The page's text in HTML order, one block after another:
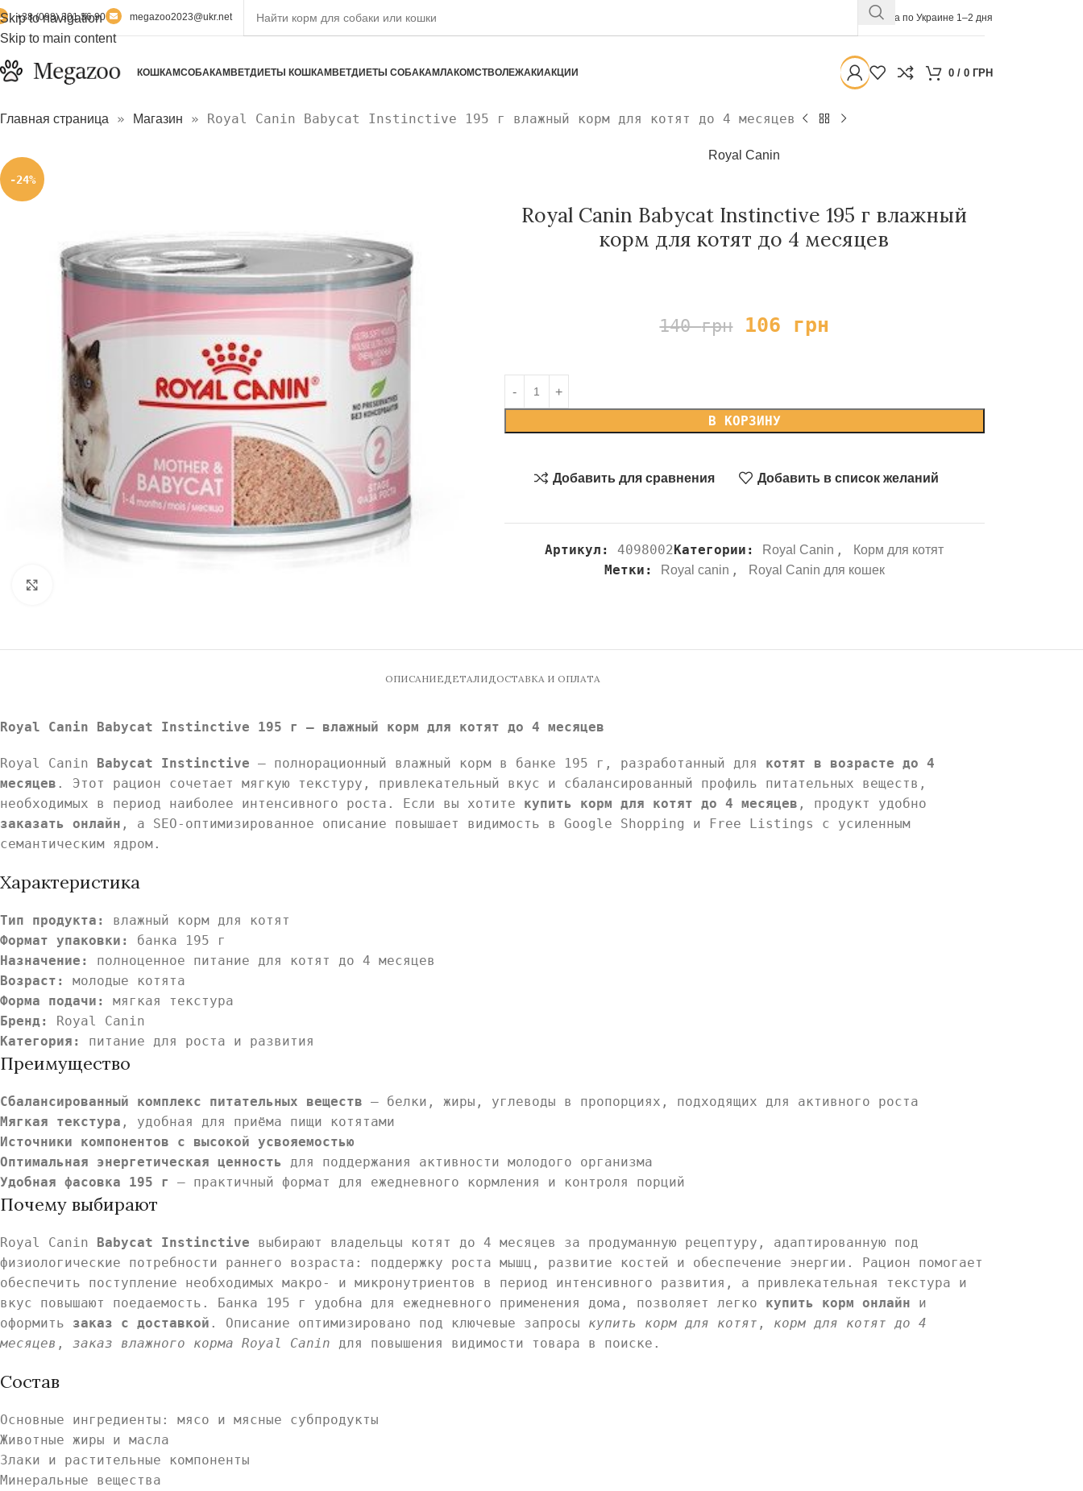
Skip to navigation
Skip to main content
+38 (098) 301 36 90 megazoo2023@ukr.net Доставка по Украине 1–2 дня
КОШКАМСОБАКАМ ВЕТДИЕТЫ КОШКАМ ВЕТДИЕТЫ СОБАКАМЛАКОМСТВОЛЕЖАКИАКЦИИ 0 / 0 ГРН
Главная страница » Магазин » Royal Canin Babycat Instinctive 195 г влажный корм для котят до 4 месяцев
-24%
Royal Canin
Royal Canin Babycat Instinctive 195 г влажный
корм для котят до 4 месяцев
140грн 106 грн
В КОРЗИНУ
Добавить для сравнения Добавить в список желаний
Артикул:4098002Категории: Royal Canin , Корм для котят
Метки: Royal canin , Royal Canin для кошек
ОПИСАНИЕ ДЕТАЛИ ДОСТАВКА И ОПЛАТА
Royal Canin Babycat Instinctive 195 г — влажный корм для котят до 4 месяцев
Royal Canin Babycat Instinctive — полнорационный влажный корм в банке 195 г, разработанный для котят в возрасте до 4
месяцев . Этот рацион сочетает мягкую текстуру, привлекательный вкус и сбалансированный профиль питательных веществ,
необходимых в период наиболее интенсивного роста. Если вы хотите купить корм для котят до 4 месяцев , продукт удобно
заказать онлайн , а SEO-оптимизированное описание повышает видимость в Google Shopping и Free Listings с усиленным
семантическим ядром.
Характеристика
Тип продукта:
влажный корм для котят
Формат упаковки:
банка 195 г
Назначение:
полноценное питание для котят до 4 месяцев
Возраст:
молодые котята
Форма подачи:
мягкая текстура
Бренд:
Royal Canin
Категория:
питание для роста и развития
Преимущество
Сбалансированный комплекс питательных веществ — белки, жиры, углеводы в пропорциях, подходящих для активного роста
Мягкая текстура , удобная для приёма пищи котятами
Источники компонентов с высокой усвояемостью
Оптимальная энергетическая ценность для поддержания активности молодого организма
Удобная фасовка 195 г
— практичный формат для ежедневного кормления и контроля порций
Почему выбирают
Royal Canin Babycat Instinctive выбирают владельцы котят до 4 месяцев за продуманную рецептуру, адаптированную под
физиологические потребности раннего возраста: поддержку роста мышц, развитие костей и обеспечение энергии. Рацион помогает
обеспечить поступление необходимых макро- и микронутриентов в период интенсивного развития, а привлекательная текстура и
вкус повышают поедаемость. Банка 195 г удобна для ежедневного применения дома, позволяет легко купить корм онлайн и
оформить заказ с доставкой . Описание оптимизировано под ключевые запросы купить корм для котят , корм для котят до 4
месяцев , заказ влажного корма Royal Canin для повышения видимости товара в поиске.
Состав
Основные ингредиенты: мясо и мясные субпродукты
Животные жиры и масла
Злаки и растительные компоненты
Минеральные вещества